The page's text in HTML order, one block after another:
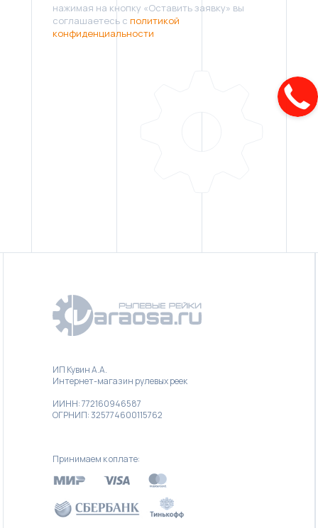
нажимая на кнопку «Оставить заявку» вы
соглашаетесь с политикой
конфиденциальности
Принимаем к оплате:
ИП Кувин А.А.
Интернет-магазин рулевых реек
ИИНН: 772160946587
ОГРНИП: 325774600115762